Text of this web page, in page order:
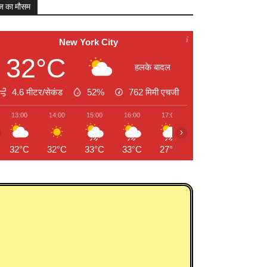
मौसम
New York City
32°C हलके बादल
4.6 मीटर/सेकंड 52% 762मिमी एचजी
13:00
32°C
14:00
32°C
15:00
33°C
16:00
33°C
17:00
27°C
›